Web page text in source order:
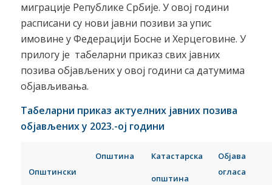
миграције Републике Србије. У овој години
расписани су нови јавни позиви за упис
имовине у Федерацији Босне и Херцеговине. У
прилогу је табеларни приказ свих јавних
позива објављених у овој години са датумима
објављивања.
Табеларни приказ актуелних јавних позива
објављених у 2023.-ој години
Општински
Општина Катастарска
општина
Објава
огласа